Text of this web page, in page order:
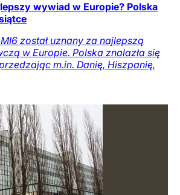
wywiad w Europie? Polska
został uznany za najlepszą
w Europie. Polska znalazła się
m.in. Danię, Hiszpanię,